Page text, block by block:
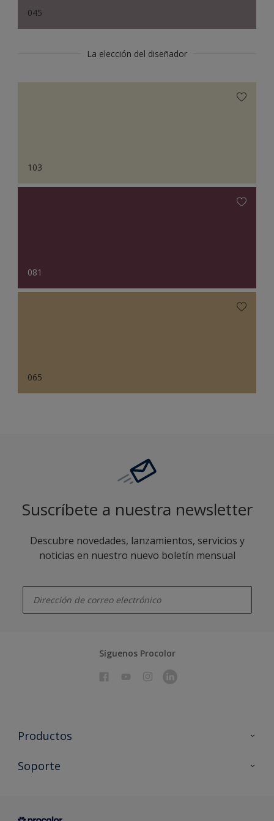
045
La elección del diseñador
103
081
065
Suscríbete a nuestra newsletter
Descubre novedades, lanzamientos, servicios y
noticias en nuestro nuevo boletín mensual
Síguenos Procolor
Productos
Todos los productos
Condiciones generales de venta
Soporte